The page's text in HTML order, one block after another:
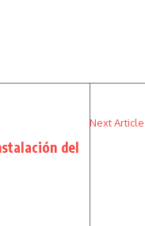
del
Next Article